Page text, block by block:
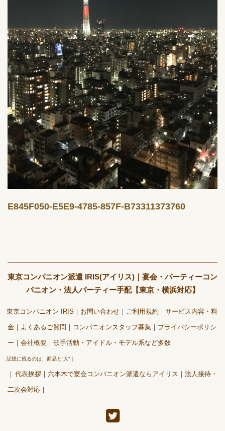
E845F050-E5E9-4785-857F-B73311373760
東京コンパニオン派遣 IRIS(アイリス)｜宴会・パーティーコン
パニオン・法人パーティー手配【東京・横浜対応】
東京コンパニオン IRIS お問い合わせ ご利用規約 サービス内容・料
金 よくあるご質問 コンパニオンスタッフ募集 プライバシーポリシ
ー 会社概要 歌手活動・アイドル・モデル系など多数
記憶に残るのは、商品と“人”
代表挨拶 六本木で宴会コンパニオン派遣ならアイリス｜法人接待・
二次会対応